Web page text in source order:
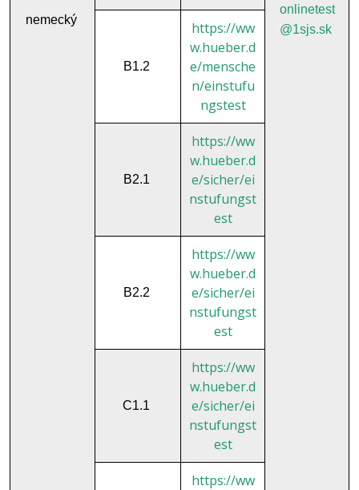
nemecký
onlinetest
@1sjs.sk
B1.2
https://ww
w.hueber.d
e/mensche
n/einstufu
ngstest
B2.1
https://ww
w.hueber.d
e/sicher/ei
nstufungst
est
B2.2
https://ww
w.hueber.d
e/sicher/ei
nstufungst
est
C1.1
https://ww
w.hueber.d
e/sicher/ei
nstufungst
est
https://ww